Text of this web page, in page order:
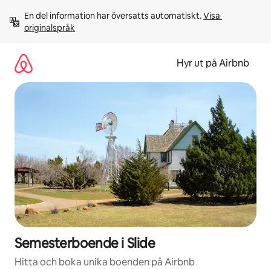
innehåll
En del information har översatts automatiskt. Visa
originalspråk
Hyr ut på Airbnb
Semesterboende i Slide
Hitta och boka unika boenden på Airbnb